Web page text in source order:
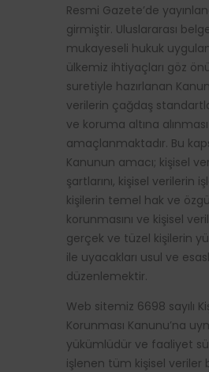
Resmi Gazete’de
girmiştir. Uluslararası
mukayeseli hukuk
ülkemiz ihtiyaçları göz
suretiyle hazırlanan
verilerin çağdaş
ve koruma altına alınması
amaçlanmaktadır. Bu
Kanunun amacı; kişisel
şartlarını, kişisel verilerin
kişilerin temel hak ve
korunmasını ve kişisel
gerçek ve tüzel kişilerin
ile uyacakları usul ve
düzenlemektir.
Web sitemiz 6698 sayılı
Korunması Kanunu’na
yükümlüdür ve faaliyet
işlenen tüm kişisel veriler